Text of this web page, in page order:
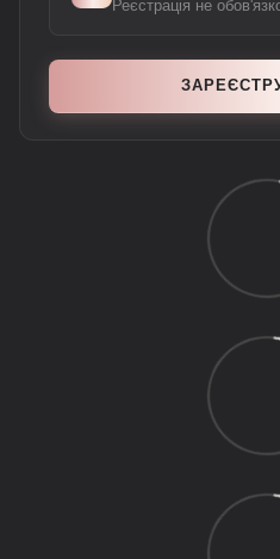
Реєстрація не